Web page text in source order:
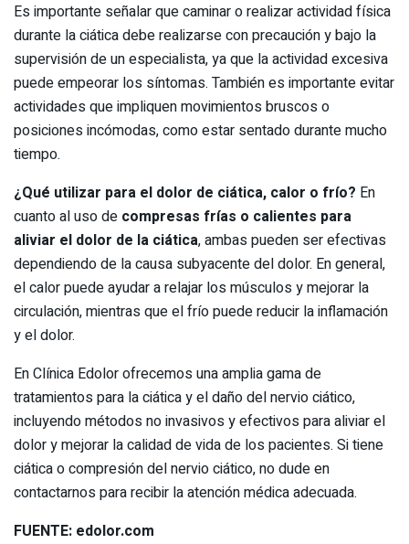
Es importante señalar que caminar o realizar actividad física
durante la ciática debe realizarse con precaución y bajo la
supervisión de un especialista, ya que la actividad excesiva
puede empeorar los síntomas. También es importante evitar
actividades que impliquen movimientos bruscos o
posiciones incómodas, como estar sentado durante mucho
tiempo.
¿Qué utilizar para el dolor de ciática, calor o frío? En
cuanto al uso de compresas frías o calientes para
aliviar el dolor de la ciática, ambas pueden ser efectivas
dependiendo de la causa subyacente del dolor. En general,
el calor puede ayudar a relajar los músculos y mejorar la
circulación, mientras que el frío puede reducir la inflamación
y el dolor.
En Clínica Edolor ofrecemos una amplia gama de
tratamientos para la ciática y el daño del nervio ciático,
incluyendo métodos no invasivos y efectivos para aliviar el
dolor y mejorar la calidad de vida de los pacientes. Si tiene
ciática o compresión del nervio ciático, no dude en
contactarnos para recibir la atención médica adecuada.
FUENTE: edolor.com